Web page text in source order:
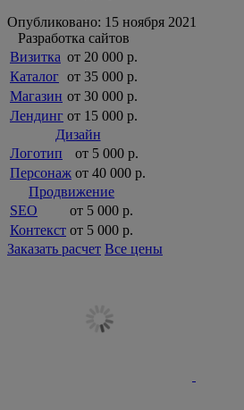
Опубликовано: 15 ноября 2021
Разработка сайтов
Визитка от 20 000 р.
Каталог от 35 000 р.
Магазин от 30 000 р.
Лендинг от 15 000 р.
Дизайн
Логотип
от 5 000 р.
Персонаж от 40 000 р.
Продвижение
SEO
от 5 000 р.
Контекст от 5 000 р.
Заказать расчет Все цены